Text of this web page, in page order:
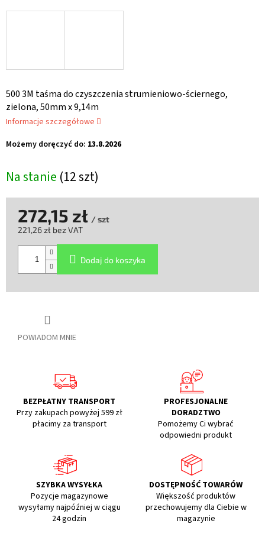
Na stanie (12 szt)
Możemy doręczyć do: 13.8.2026
500 3M taśma do czyszczenia strumieniowo-ściernego,
zielona, 50mm x 9,14m
Informacje szczegółowe
POWIADOM MNIE
272,15 zł / szt
221,26 zł bez VAT
jednostkowa:
Dodaj do koszyka
BEZPŁATNY TRANSPORT
Przy zakupach powyżej 599 zł
płacimy za transport
PROFESJONALNE
DORADZTWO
Pomożemy Ci wybrać
odpowiedni produkt
SZYBKA WYSYŁKA
Pozycje magazynowe
wysyłamy najpóźniej w ciągu
24 godzin
DOSTĘPNOŚĆ TOWARÓW
Większość produktów
przechowujemy dla Ciebie w
magazynie